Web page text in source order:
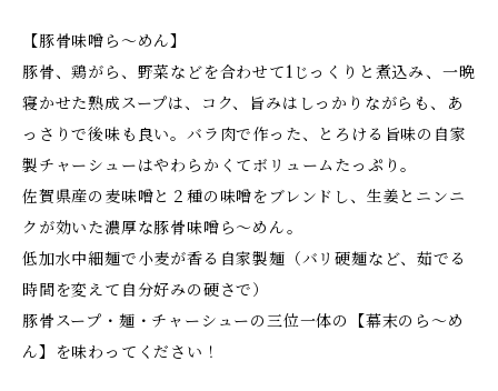
【豚骨味噌ら～めん】
豚骨、鶏がら、野菜などを合わせて1じっくりと煮込み、一晩
寝かせた熟成スープは、コク、旨みはしっかりながらも、あ
っさりで後味も良い。バラ肉で作った、とろける旨味の自家
製チャーシューはやわらかくてボリュームたっぷり。
佐賀県産の麦味噌と２種の味噌をブレンドし、生姜とニンニ
クが効いた濃厚な豚骨味噌ら～めん。
低加水中細麺で小麦が香る自家製麺（バリ硬麺など、茹でる
時間を変えて自分好みの硬さで）
豚骨スープ・麺・チャーシューの三位一体の【幕末のら～め
ん】を味わってください！